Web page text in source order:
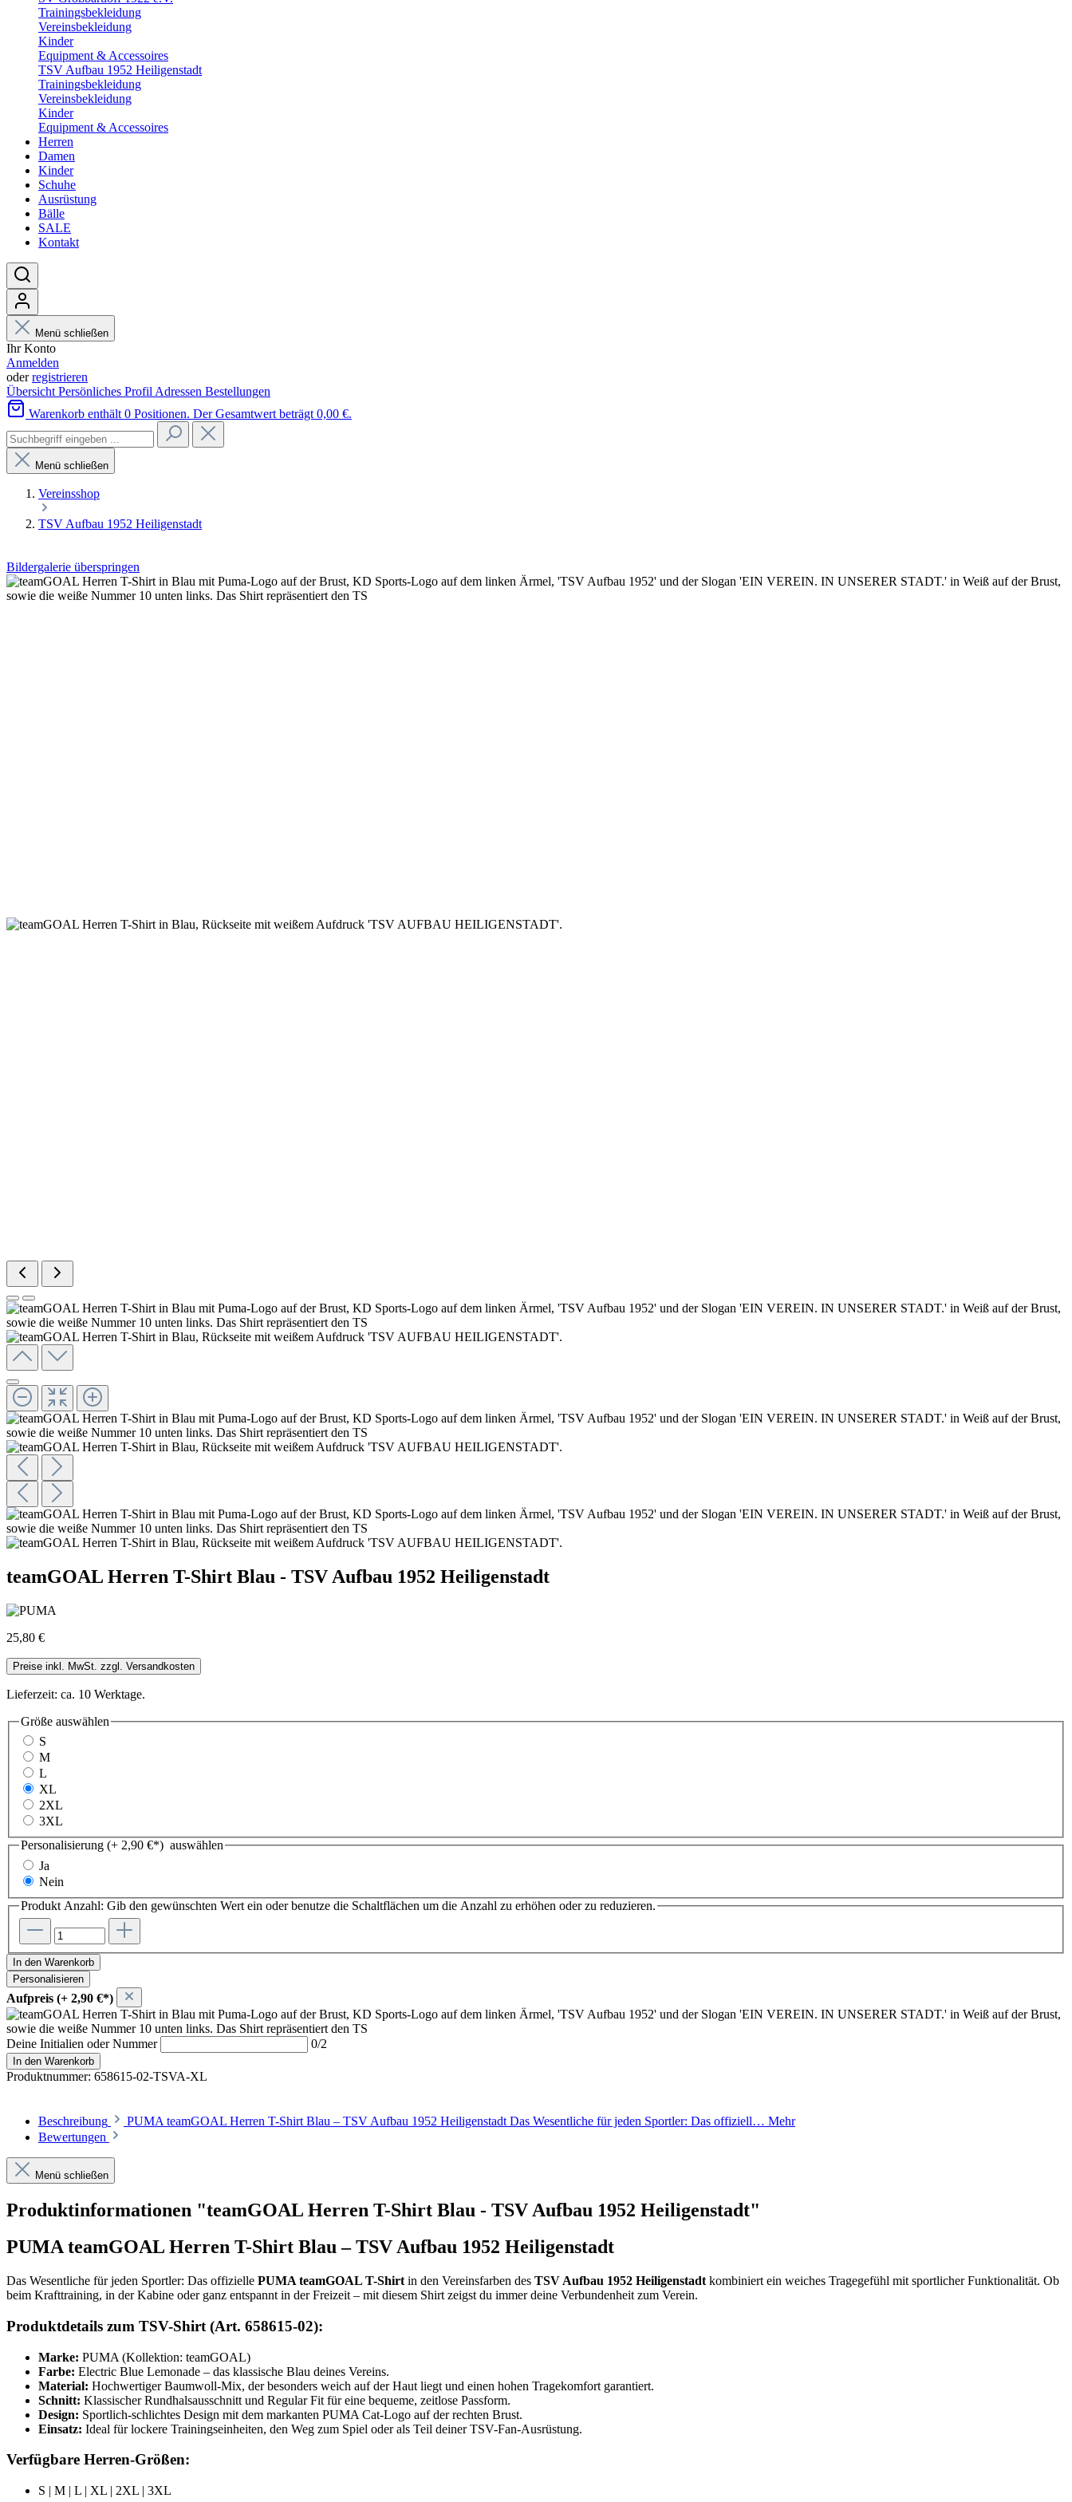
Trainingsbekleidung
Vereinsbekleidung
Kinder
Equipment & Accessoires
TSV Aufbau 1952 Heiligenstadt
Trainingsbekleidung
Vereinsbekleidung
Kinder
Equipment & Accessoires
Herren
Damen
Kinder
Schuhe
Ausrüstung
Bälle
SALE
Kontakt
Menü schließen
Ihr Konto
Anmelden
oderregistrieren
Übersicht Persönliches Profil Adressen Bestellungen
Warenkorb enthält 0 Positionen. Der Gesamtwert beträgt 0,00 €.
Menü schließen
Vereinsshop
TSV Aufbau 1952 Heiligenstadt
Bildergalerie überspringen
teamGOAL Herren T-Shirt Blau - TSV Aufbau 1952 Heiligenstadt
25,80 €
Preise inkl. MwSt. zzgl. Versandkosten
Lieferzeit: ca. 10 Werktage.
Größe auswählen
S
M
L
XL
2XL
3XL
Personalisierung (+ 2,90 €*) auswählen
Ja
Nein
Produkt Anzahl: Gib den gewünschten Wert ein oder benutze die Schaltflächen um die Anzahl zu erhöhen oder zu reduzieren.
In den Warenkorb
Personalisieren
Aufpreis (+ 2,90 €*)
Deine Initialien oder Nummer 0/2
In den Warenkorb
Produktnummer: 658615-02-TSVA-XL
Beschreibung PUMA teamGOAL Herren T-Shirt Blau – TSV Aufbau 1952 Heiligenstadt Das Wesentliche für jeden Sportler: Das offiziell… Mehr
Bewertungen
Menü schließen
Produktinformationen "teamGOAL Herren T-Shirt Blau - TSV Aufbau 1952 Heiligenstadt"
PUMA teamGOAL Herren T-Shirt Blau – TSV Aufbau 1952 Heiligenstadt
Das Wesentliche für jeden Sportler: Das offizielle PUMA teamGOAL T-Shirt in den Vereinsfarben des TSV Aufbau 1952 Heiligenstadt kombiniert ein weiches Tragegefühl mit sportlicher Funktionalität. Ob
beim Krafttraining, in der Kabine oder ganz entspannt in der Freizeit – mit diesem Shirt zeigst du immer deine Verbundenheit zum Verein.
Produktdetails zum TSV-Shirt (Art. 658615-02):
Marke: PUMA (Kollektion: teamGOAL)
Farbe: Electric Blue Lemonade – das klassische Blau deines Vereins.
Material: Hochwertiger Baumwoll-Mix, der besonders weich auf der Haut liegt und einen hohen Tragekomfort garantiert.
Schnitt: Klassischer Rundhalsausschnitt und Regular Fit für eine bequeme, zeitlose Passform.
Design: Sportlich-schlichtes Design mit dem markanten PUMA Cat-Logo auf der rechten Brust.
Einsatz: Ideal für lockere Trainingseinheiten, den Weg zum Spiel oder als Teil deiner TSV-Fan-Ausrüstung.
Verfügbare Herren-Größen:
S | M | L | XL | 2XL | 3XL